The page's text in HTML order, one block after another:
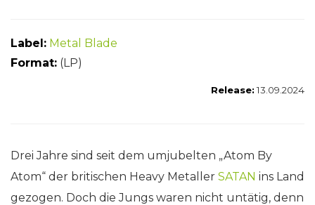
Label: Metal Blade
Format: (LP)
Release:13.09.2024
Drei Jahre sind seit dem umjubelten „Atom By
Atom“ der britischen Heavy Metaller SATAN ins Land
gezogen. Doch die Jungs waren nicht untätig, denn